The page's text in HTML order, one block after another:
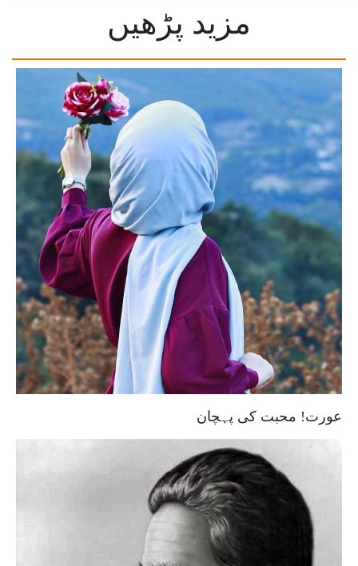
مزید پڑھیں
عورت! محبت کی پہچان